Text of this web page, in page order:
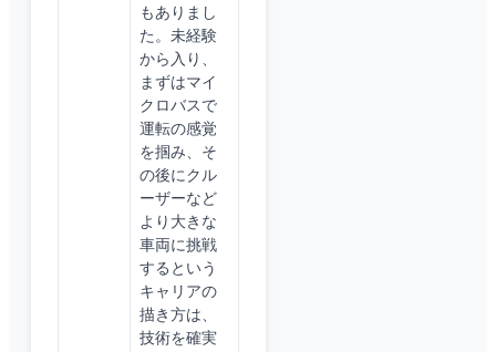
もありまし
た。未経験
から入り、
まずはマイ
クロバスで
運転の感覚
を掴み、そ
の後にクル
ーザーなど
より大きな
車両に挑戦
するという
キャリアの
描き方は、
技術を確実